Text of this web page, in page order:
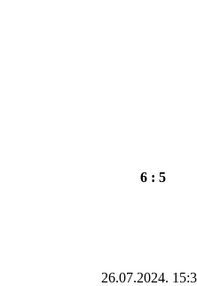
6 : 5
26.07.2024.